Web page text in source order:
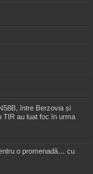
între Berzovia și
TIR au luat foc în urma
o promenadă… cu